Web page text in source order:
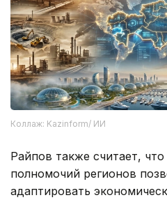
Коллаж: Kazinform/ ИИ
Райпов также считает,
полномочий регионов
адаптировать